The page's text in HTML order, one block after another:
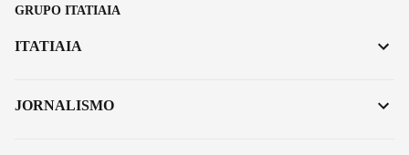
GRUPO ITATIAIA
ITATIAIA
JORNALISMO